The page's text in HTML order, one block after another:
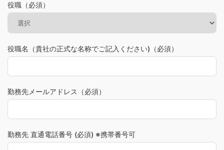
役職（必須）
役職名（貴社の正式な名称でご記入ください)（必須）
勤務先メールアドレス（必須）
勤務先 直通電話番号 (必須) ※携帯番号可